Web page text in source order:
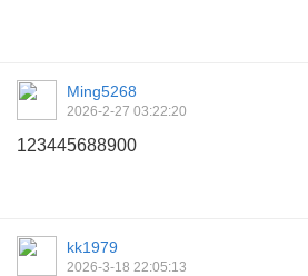
Ming5268
2026-2-27 03:22:20
123445688900
kk1979
2026-3-18 22:05:13